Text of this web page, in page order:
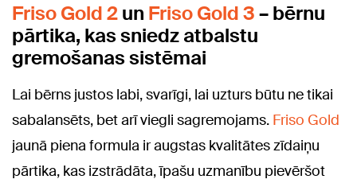
Friso Gold 2un Friso Gold 3– bērnu
pārtika, kas sniedz atbalstu
gremošanas sistēmai
Lai bērns justos labi, svarīgi, lai uzturs būtu ne tikai
sabalansēts, bet arī viegli sagremojams. Friso Gold
jaunā piena formula ir augstas kvalitātes zīdaiņu
pārtika, kas izstrādāta, īpašu uzmanību pievēršot